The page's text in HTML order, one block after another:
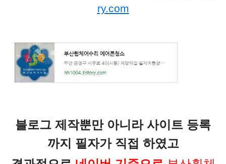
ry.com
블로그 제작뿐만 아니라 사이트 등록
까지 필자가 직접 하였고